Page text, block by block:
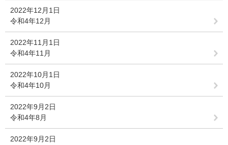
2022年12月1日
令和4年12月
2022年11月1日
令和4年11月
2022年10月1日
令和4年10月
2022年9月2日
令和4年8月
2022年9月2日